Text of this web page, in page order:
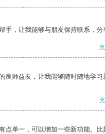
手，让我能够与朋友保持联系，分
良师益友，让我能够随时随地学
点单一，可以增加一些新功能。比